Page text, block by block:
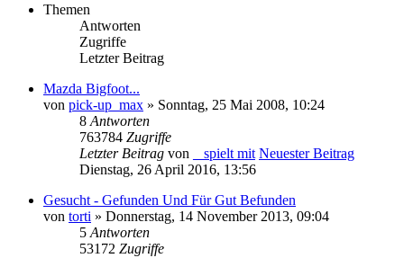
Themen
Antworten
Zugriffe
Letzter Beitrag
Mazda Bigfoot...
von pick-up_max » Sonntag, 25 Mai 2008, 10:24
8 Antworten
763784 Zugriffe
Letzter Beitrag von _ spielt mit Neuester Beitrag
Dienstag, 26 April 2016, 13:56
Gesucht - Gefunden Und Für Gut Befunden
von torti » Donnerstag, 14 November 2013, 09:04
5 Antworten
53172 Zugriffe